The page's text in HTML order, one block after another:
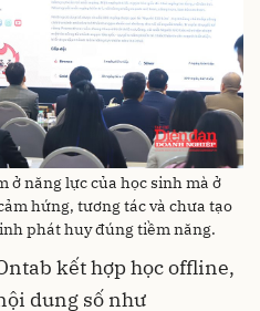
ở năng lực của học sinh mà ở
hứng, tương tác và chưa tạo
phát huy đúng tiềm năng.
kết hợp học offline,
dung số như